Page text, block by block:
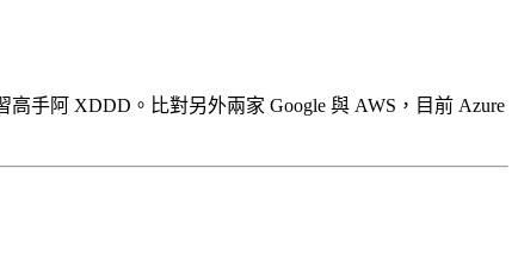
手阿 XDDD。比對另外兩家 Google 與 AWS，目前 Azure